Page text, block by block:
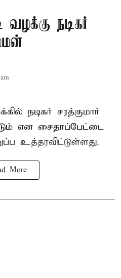
நடிகர்
நடிகர் சரத்குமார்
என சைதாப்பேட்டை
உத்தரவிட்டுள்ளது.
More